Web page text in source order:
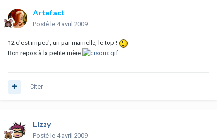
Artefact
Posté le 4 avril 2009
12 c'est impec', un par mamelle, le top !
Bon repos à la petite mère
Citer
Lizzy
Posté le 4 avril 2009